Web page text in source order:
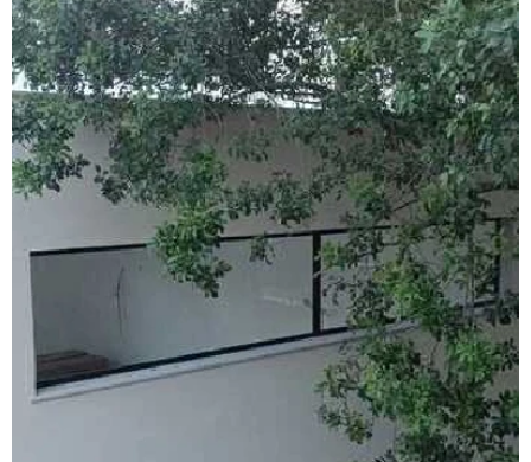
Esquadrias de alumínio sob medida valor
Esquadrias de alumínio preço m2
Esquadrias de alumínio em são paulo
Esquadrias de alumínio valor
Esquadrias anti ruído
Esquadrias condomínio
Esquadrias com isolamento acústico
Esquadrias com persianas integradas